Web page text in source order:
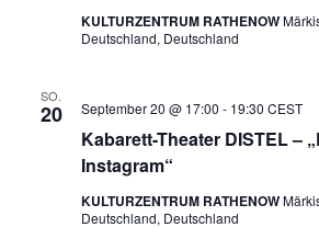
KULTURZENTRUM RATHENOW
Deutschland, Deutschland
SO.
20
Kabarett-Theater DISTEL –
Instagram“
September 20 @ 17:00 - 19:30 CEST
KULTURZENTRUM RATHENOW
Deutschland, Deutschland